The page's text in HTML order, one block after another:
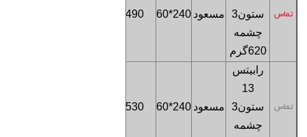
تماس
ستون3
چشمه
620گرم
مسعود 240*60
490
تماس
رابیتس
13
ستون3
چشمه
مسعود 240*60
530